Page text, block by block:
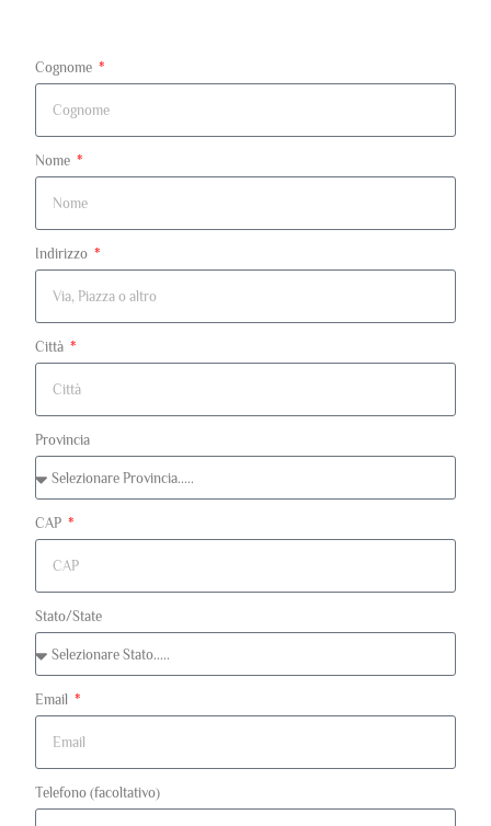
Cognome
Nome
Indirizzo
Città
Provincia
CAP
Stato/State
Email
Telefono (facoltativo)